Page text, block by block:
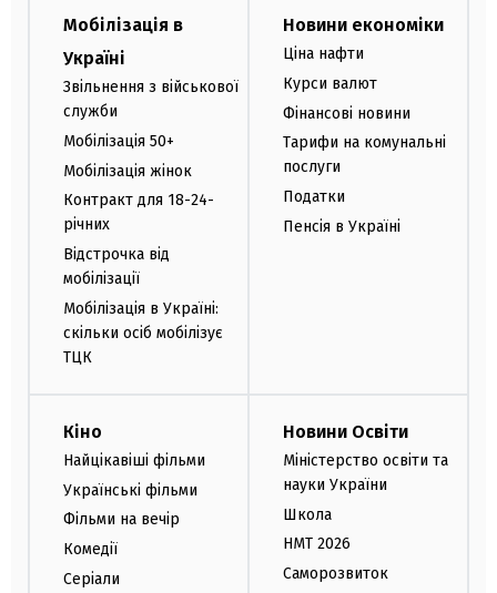
Мобілізація в
Україні
Звільнення з військової
служби
Мобілізація 50+
Мобілізація жінок
Контракт для 18-24-
річних
Відстрочка від
мобілізації
Мобілізація в Україні:
скільки осіб мобілізує
ТЦК
Новини економіки
Ціна нафти
Курси валют
Фінансові новини
Тарифи на комунальні
послуги
Податки
Пенсія в Україні
Кіно
Найцікавіші фільми
Українські фільми
Фільми на вечір
Комедії
Серіали
Новини Освіти
Міністерство освіти та
науки України
Школа
НМТ 2026
Саморозвиток